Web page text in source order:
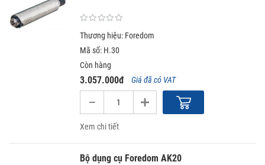
Thương hiệu: Foredom
Mã số: H.30
Còn hàng
3.057.000đ Giá đã có VAT
Xem chi tiết
Bộ dụng cụ Foredom AK20